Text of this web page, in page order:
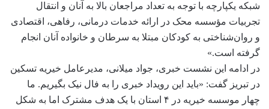
شبکه یکپارچه با توجه به تعداد مراجعان بالا به آنان و انتقال
تجربیات مؤسسه محک در ارائه خدمات درمانی، رفاهی، اقتصادی
و روان‌شناختی به کودکان مبتلا به سرطان و خانواده آنان انجام
گرفته است.»
در ادامه این نشست خبری، جواد میلانی، مدیرعامل خیریه تسکین
در تبریز گفت:‌ «باید این رویداد خبری را به فال نیک بگیریم. ما
چهار موسسه خیریه در ۴ استان با یک هدف مشترک اما به شکل